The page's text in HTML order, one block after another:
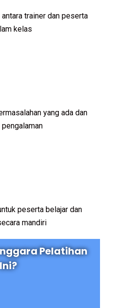
trainer dan peserta
kelas
yang ada dan
peserta belajar dan
mandiri
Pelatihan
Ini?